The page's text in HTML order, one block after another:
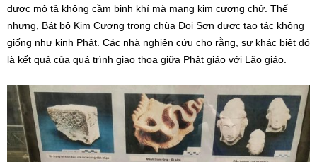
được mô tả không cầm binh khí mà mang kim cương chử. Thế
nhưng, Bát bộ Kim Cương trong chùa Đọi Sơn được tạo tác không
giống như kinh Phật. Các nhà nghiên cứu cho rằng, sự khác biệt đó
là kết quả của quá trình giao thoa giữa Phật giáo với Lão giáo.